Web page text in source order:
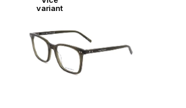
variant